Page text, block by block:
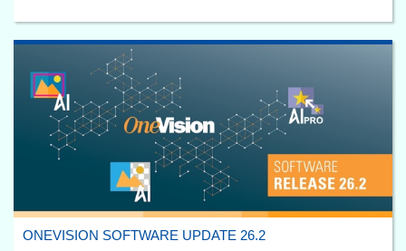
ONEVISION SOFTWARE UPDATE 26.2